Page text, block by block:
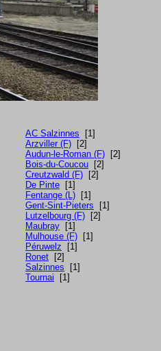
AC Salzinnes [1]
Arzviller (F) [2]
Audun-le-Roman (F) [2]
Bois-du-Coucou [2]
Creutzwald (F) [2]
De Pinte [1]
Fentange (L) [1]
Gent-Sint-Pieters [1]
Lutzelbourg (F) [2]
Maubray [1]
Mulhouse (F) [1]
Péruwelz [1]
Ronet [2]
Salzinnes [1]
Tournai [1]